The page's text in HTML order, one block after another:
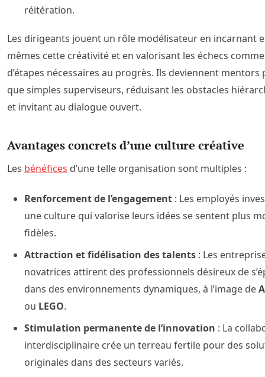
réitération.
Les dirigeants jouent un rôle modélisateur en incarnant
mêmes cette créativité et en valorisant les échecs
d’étapes nécessaires au progrès. Ils deviennent mentors
que simples superviseurs, réduisant les obstacles
et invitant au dialogue ouvert.
Avantages concrets d’une culture créative
Les bénéfices d’une telle organisation sont multiples :
Renforcement de l’engagement: Les employés
une culture qui valorise leurs idées se sentent plus
fidèles.
Attraction et fidélisation des talents: Les
novatrices attirent des professionnels désireux de
dans des environnements dynamiques, à l’image de
ou LEGO.
Stimulation permanente de l’innovation : La
interdisciplinaire crée un terreau fertile pour des
originales dans des secteurs variés.